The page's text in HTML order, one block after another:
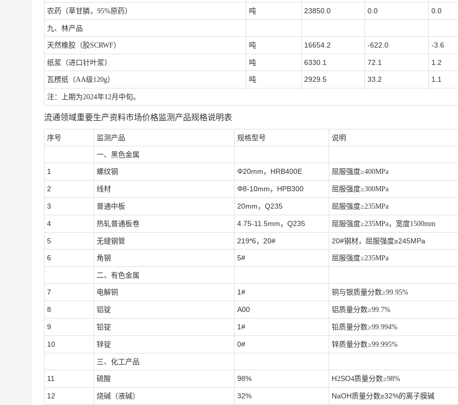
农药（草甘膦， 95%原药） 吨 23850.0 0.0 0.0
九、林产品
天然橡胶（胶SCRWF） 吨 16654.2 -622.0 -3.6
纸浆（进口针叶浆） 吨 6330.1 72.1 1.2
瓦楞纸（AA级120g） 吨 2929.5 33.2 1.1
注：上期为2024年12月中旬。
流通领域重要生产资料市场价格监测产品规格说明表
序号 监测产品 规格型号 说明
一、黑色金属
1 螺纹钢 Φ20mm，HRB400E 屈服强度≥400MPa
2 线材 Φ8-10mm，HPB300 屈服强度≥300MPa
3 普通中板 20mm，Q235 屈服强度≥235MPa
4 热轧普通板卷 4.75-11.5mm，Q235 屈服强度≥235MPa，宽度1500mm
5 无缝钢管 219*6，20# 20#钢材，屈服强度≥245MPa
6 角钢 5# 屈服强度≥235MPa
二、有色金属
7 电解铜 1# 铜与银质量分数≥99.95%
8 铝锭 A00 铝质量分数≥99.7%
9 铅锭 1# 铅质量分数≥99.994%
10 锌锭 0# 锌质量分数≥99.995%
三、化工产品
11 硫酸 98% H2SO4质量分数≥98%
12 烧碱（液碱） 32% NaOH质量分数≥32%的离子膜碱